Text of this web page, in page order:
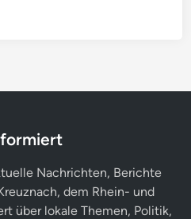
Nachrichten, Berichte
dem Rhein- und
über lokale Themen, Politik,